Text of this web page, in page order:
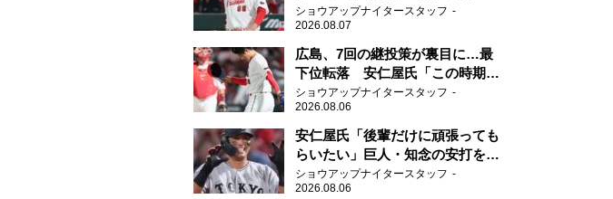
近守りのミスが多い」
ショウアップナイタースタッフ
2026.08.07
広島、7回の継投策が裏目に…最
下位転落 安仁屋氏「この時期に
来て勉強はない」
ショウアップナイタースタッフ
2026.08.06
安仁屋氏「後輩だけに頑張っても
らいたい」巨人・知念の安打を喜
ぶ
ショウアップナイタースタッフ
2026.08.06